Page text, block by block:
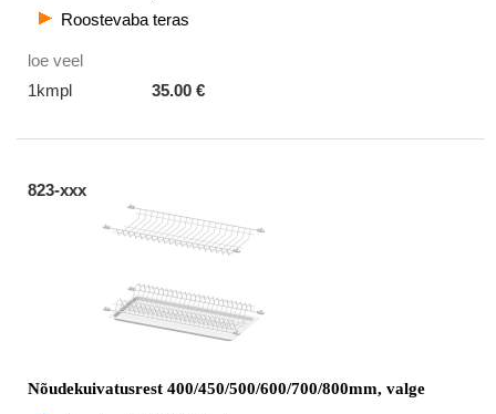
Roostevaba teras
loe veel
1kmpl
35.00 €
823-xxx
Nõudekuivatusrest 400/450/500/600/700/800mm, valge